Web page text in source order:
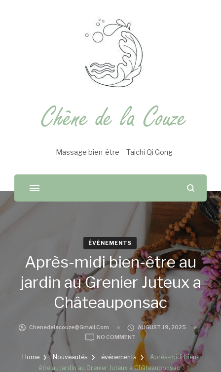
Chêne de la Couze
Massage bien-être – Taichi Qi Gong
ÉVÉNEMENTS
Après-midi bien-être au
jardin au Grenier Juteux a
Châteauponsac
Chenedelacouze@gmail.com
AUGUST 19, 2025
NO COMMENT ON
APRÈS-
MIDI
BIEN-
Home Nouveautés événements
Après-midi bien-
être au jardin au Grenier Juteux a Châteauponsac